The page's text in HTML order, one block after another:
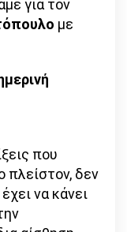
για τον
με
που
πλείστον, δεν
να κάνει